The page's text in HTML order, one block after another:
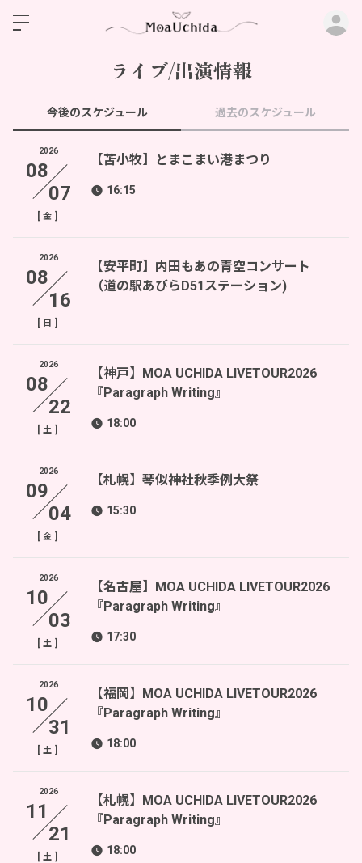
ライブ/出演情報
今後のスケジュール 過去のスケジュール
2026
08
07
[金 ]
【苫小牧】とまこまい港まつり
16:15
2026
08
16
[ 日 ]
【安平町】内田もあの青空コンサート
（道の駅あびらD51ステーション)
2026
08
22
[土 ]
【神戸】MOA UCHIDA LIVETOUR2026
『Paragraph Writing』
18:00
2026
09
04
[金 ]
【札幌】琴似神社秋季例大祭
15:30
2026
10
03
[土 ]
【名古屋】MOA UCHIDA LIVETOUR2026
『Paragraph Writing』
17:30
2026
10
31
[土 ]
【福岡】MOA UCHIDA LIVETOUR2026
『Paragraph Writing』
18:00
2026
11
21
[土 ]
【札幌】MOA UCHIDA LIVETOUR2026
『Paragraph Writing』
18:00